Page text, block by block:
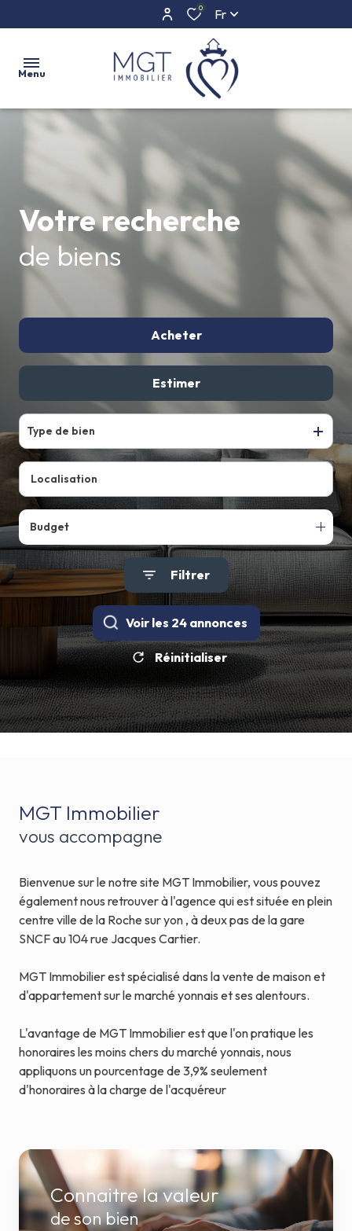
0 Fr
Menu
ESTIMER
L'AGENCE
CONTACT
Votre recherche
de biens
Acheter
Estimer
Type de bien
Budget
Filtrer
Voir les 24annonces
Réinitialiser
Connaitre la valeur
de son bien
MGT Immobilier
vous accompagne
Bienvenue sur le notre site MGT Immobilier, vous pouvez
également nous retrouver à l'agence qui est située en plein
centre ville de la Roche sur yon , à deux pas de la gare
SNCF au 104 rue Jacques Cartier.
MGT Immobilier est spécialisé dans la vente de maison et
d'appartement sur le marché yonnais et ses alentours.
L'avantage de MGT Immobilier est que l'on pratique les
honoraires les moins chers du marché yonnais, nous
appliquons un pourcentage de 3,9% seulement
d'honoraires à la charge de l'acquéreur